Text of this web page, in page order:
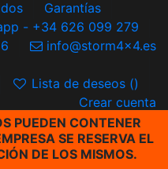
Garantías
- +34 626 099 279
info@storm4x4.es
Lista de deseos ()
Crear cuenta
PUEDEN CONTENER
SE RESERVA EL
DE LOS MISMOS.